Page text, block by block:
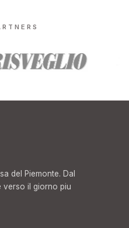
del Piemonte. Dal
verso il giorno piu